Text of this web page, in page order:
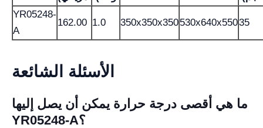
YR05248-
A
162.00 1.0 350x350x350530x640x55035
الأسئلة الشائعة
ما هي أقصى درجة حرارة يمكن أن يصل إليها
YR05248-A؟